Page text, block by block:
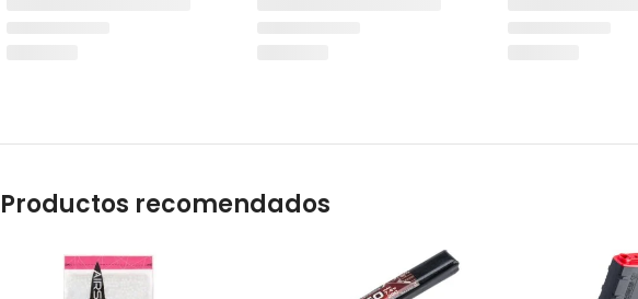
Productos recomendados